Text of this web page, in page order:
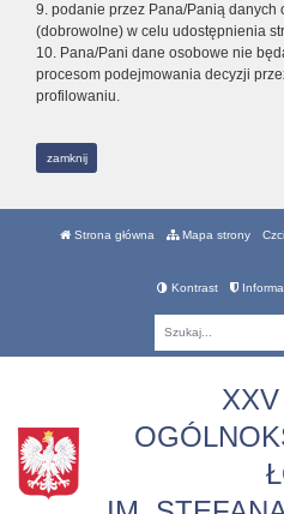
9. podanie przez Pana/Panią danych
(dobrowolne) w celu udostępnienia
10. Pana/Pani dane osobowe nie
procesom podejmowania decyzji
profilowaniu.
zamknij
Strona główna Mapa strony
Kontrast